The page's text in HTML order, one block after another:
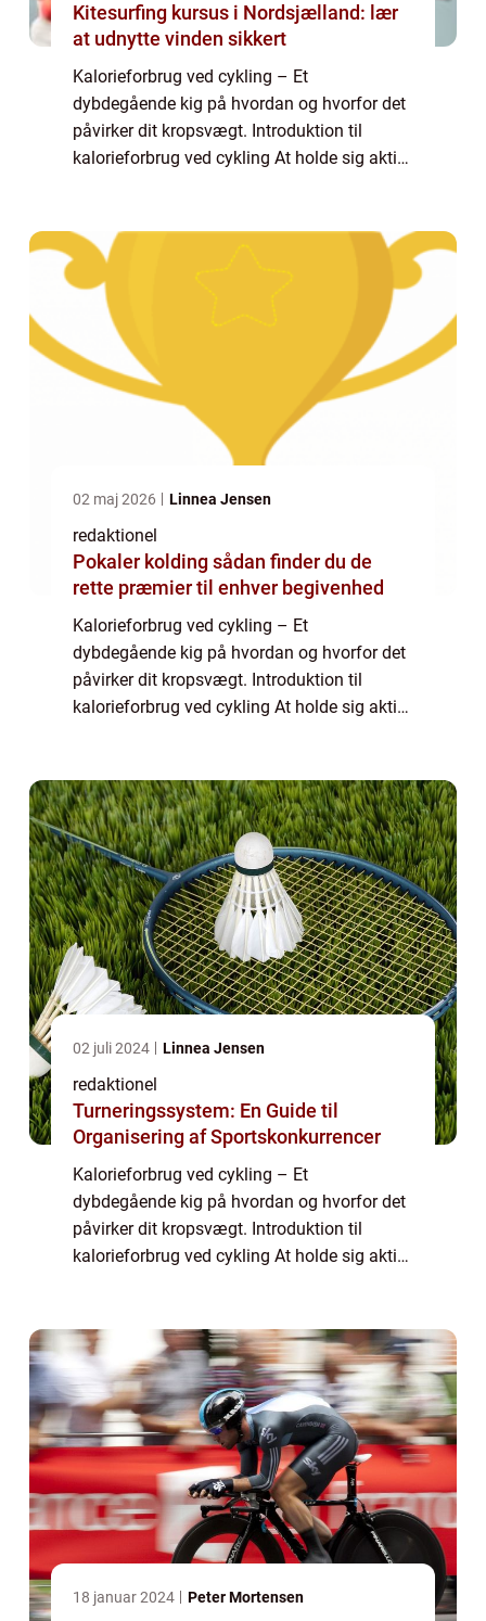
Kitesurfing kursus i Nordsjælland: lær
at udnytte vinden sikkert
Kalorieforbrug ved cykling – Et
dybdegående kig på hvordan og hvorfor det
påvirker dit kropsvægt. Introduktion til
kalorieforbrug ved cykling At holde sig aktiv
02 maj 2026 Linnea Jensen
redaktionel
Pokaler kolding sådan finder du de
rette præmier til enhver begivenhed
Kalorieforbrug ved cykling – Et
dybdegående kig på hvordan og hvorfor det
påvirker dit kropsvægt. Introduktion til
kalorieforbrug ved cykling At holde sig aktiv
02 juli 2024 Linnea Jensen
redaktionel
Turneringssystem: En Guide til
Organisering af Sportskonkurrencer
Kalorieforbrug ved cykling – Et
dybdegående kig på hvordan og hvorfor det
påvirker dit kropsvægt. Introduktion til
kalorieforbrug ved cykling At holde sig aktiv
18 januar 2024 Peter Mortensen